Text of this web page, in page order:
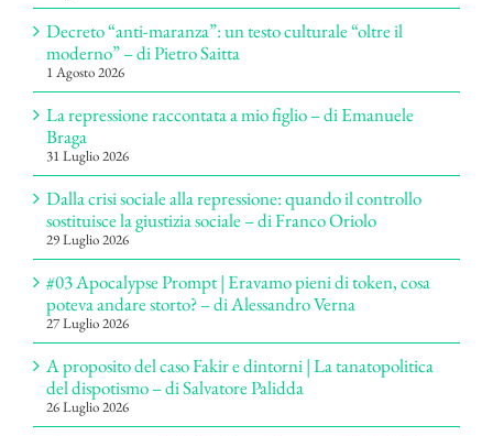
Decreto “anti-maranza”: un testo culturale “oltre il
moderno” – di Pietro Saitta
1 Agosto 2026
La repressione raccontata a mio figlio – di Emanuele
Braga
31 Luglio 2026
Dalla crisi sociale alla repressione: quando il controllo
sostituisce la giustizia sociale – di Franco Oriolo
29 Luglio 2026
#03 Apocalypse Prompt | Eravamo pieni di token, cosa
poteva andare storto? – di Alessandro Verna
27 Luglio 2026
A proposito del caso Fakir e dintorni | La tanatopolitica
del dispotismo – di Salvatore Palidda
26 Luglio 2026